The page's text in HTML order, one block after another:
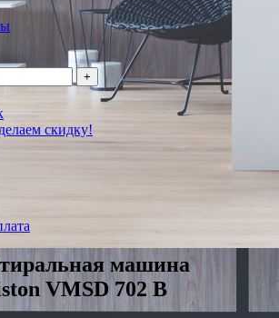
+
скидку!
машина
VMSD 702 B